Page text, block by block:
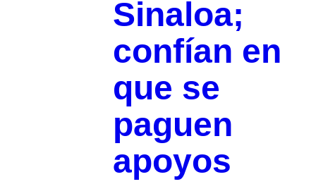
Sinaloa;
confían en
que se
paguen
apoyos